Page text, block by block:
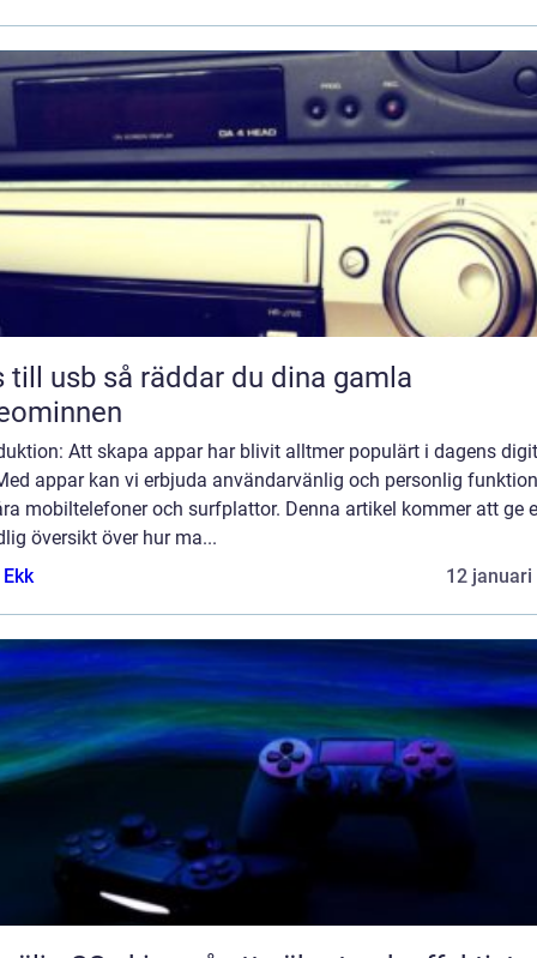
räddar du dina gamla
Att skapa appar har blivit alltmer populärt i dagens
appar kan vi erbjuda användarvänlig och personlig
mobiltelefoner och surfplattor. Denna artikel kommer att ge
översikt över hur ma...
12 januari